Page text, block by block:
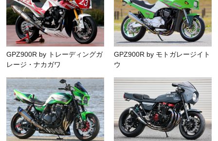
GPZ900R by トレーディングガ
レージ・ナカガワ
GPZ900R by モトガレージイト
ウ